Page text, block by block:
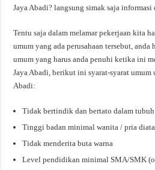
Jaya Abadi? langsung simak saja informasi
Tentu saja dalam melamar pekerjaan kita
umum yang ada perusahaan tersebut, anda
umum yang harus anda penuhi ketika ini
Jaya Abadi, berikut ini syarat-syarat umum
Abadi:
Tidak bertindik dan bertato dalam tubuh
Tinggi badan minimal wanita / pria
Tidak menderita buta warna
Level pendidikan minimal SMA/SMK